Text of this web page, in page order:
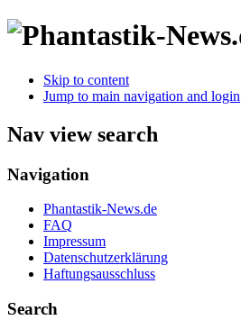
Skip to content
Jump to main navigation and login
Nav view search
Navigation
Phantastik-News.de
FAQ
Impressum
Datenschutzerklärung
Haftungsausschluss
Search